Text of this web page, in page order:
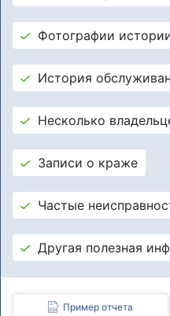
Фотографии
История
Несколько
Записи о краже
Частые
Другая полезная
Пример отчета